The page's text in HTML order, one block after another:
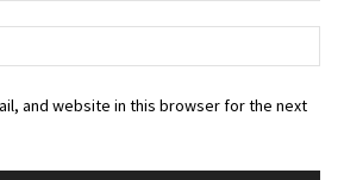
and website in this browser for the next